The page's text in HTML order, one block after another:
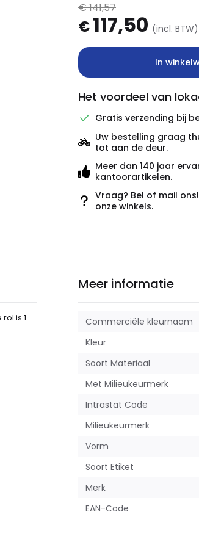
€ 141,57
€117,50 (incl. BTW)
In
Het voordeel van
Gratis verzending bij
Uw bestelling graag
tot aan de deur.
Meer dan 140 jaar
kantoorartikelen.
Vraag? Bel of mail
onze winkels.
is 1
Meer informatie
Commerciële kleurnaam
Kleur
Soort Materiaal
Met Milieukeurmerk
Intrastat Code
Milieukeurmerk
Vorm
Soort Etiket
Merk
EAN-Code